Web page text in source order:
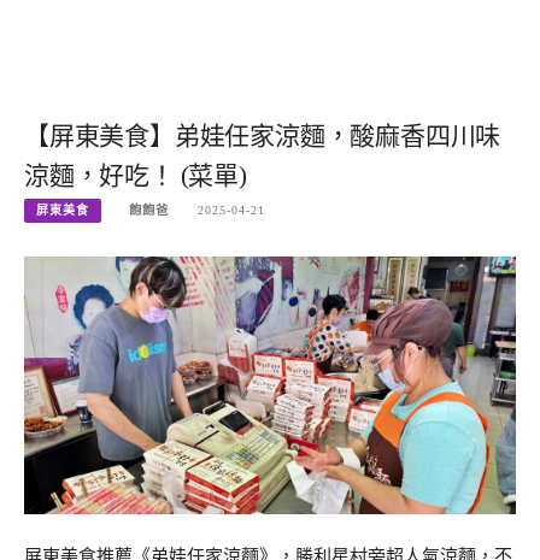
【屏東美食】弟娃任家涼麵，酸麻香四川味
涼麵，好吃！ (菜單)
屏東美食 飽飽爸 2025-04-21
屏東美食推薦《弟娃任家涼麵》，勝利星村旁超人氣涼麵，不